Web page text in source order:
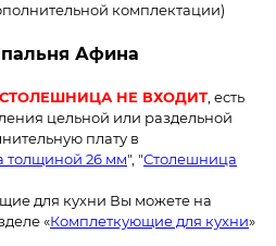
комплектации)
Афина
СТОЛЕШНИЦА НЕ ВХОДИТ, есть
цельной или раздельной
плату в
толщиной 26 мм", "Столешница
для кухни Вы можете на
«Комплеткующие для кухни»